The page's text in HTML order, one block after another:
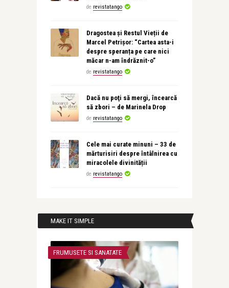
de revistatango
Dragostea și Restul Vieții de
Marcel Petrișor: “Cartea asta-i
despre speranța pe care nici
măcar n-am îndrăznit-o”
de revistatango
Dacă nu poţi să mergi, încearcă
să zbori – de Marinela Drop
de revistatango
Cele mai curate minuni – 33 de
mărturisiri despre întâlnirea cu
miracolele divinității
de revistatango
MAKE IT SIMPLE
FRUMUSETE SI SANATATE